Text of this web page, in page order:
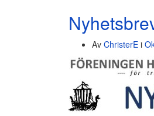
Av ChristerE i